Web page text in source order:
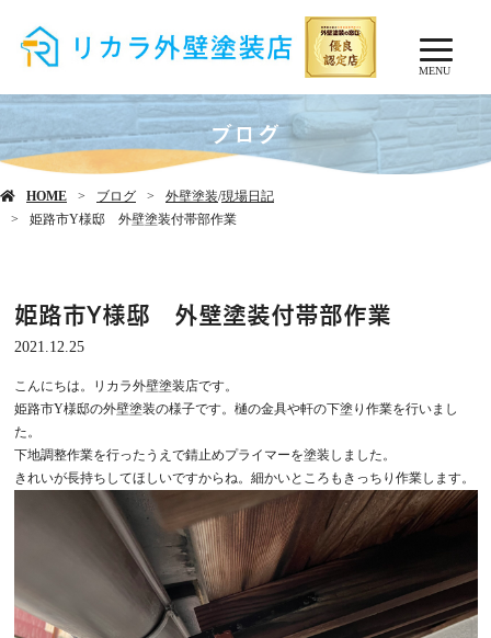
MENU
ブログ
HOME ブログ 外壁塗装/現場日記
姫路市Y様邸 外壁塗装付帯部作業
姫路市Y様邸 外壁塗装付帯部作業
2021.12.25
こんにちは。リカラ外壁塗装店です。
姫路市Y様邸の外壁塗装の様子です。樋の金具や軒の下塗り作業を行いまし
た。
下地調整作業を行ったうえで錆止めプライマーを塗装しました。
きれいが長持ちしてほしいですからね。細かいところもきっちり作業します。